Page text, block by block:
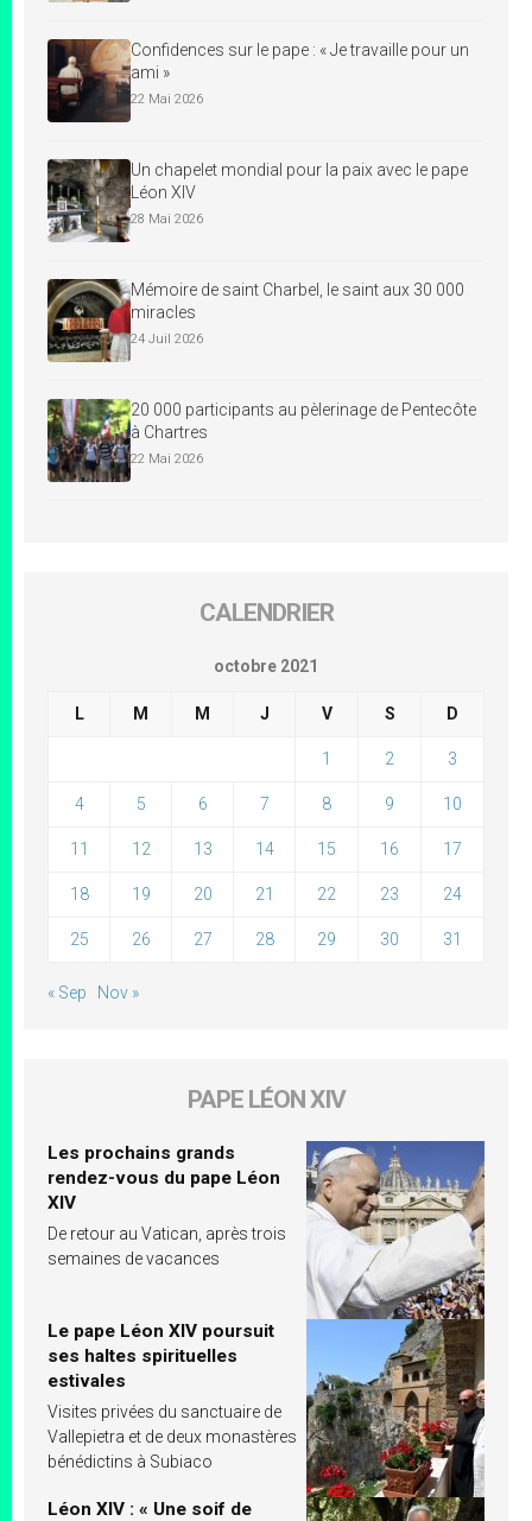
Confidences sur le pape : « Je travaille pour un
ami »
22 Mai 2026
Un chapelet mondial pour la paix avec le pape
Léon XIV
28 Mai 2026
Mémoire de saint Charbel, le saint aux 30 000
miracles
24 Juil 2026
20 000 participants au pèlerinage de Pentecôte
à Chartres
22 Mai 2026
CALENDRIER
octobre 2021
L M M J V S D
1 2 3
4 5 6 7 8 9 10
11 12 13 14 15 16 17
18 19 20 21 22 23 24
25 26 27 28 29 30 31
« Sep Nov »
PAPE LÉON XIV
Les prochains grands
rendez-vous du pape Léon
XIV
De retour au Vatican, après trois
semaines de vacances
Le pape Léon XIV poursuit
ses haltes spirituelles
estivales
Visites privées du sanctuaire de
Vallepietra et de deux monastères
bénédictins à Subiaco
Léon XIV : « Une soif de